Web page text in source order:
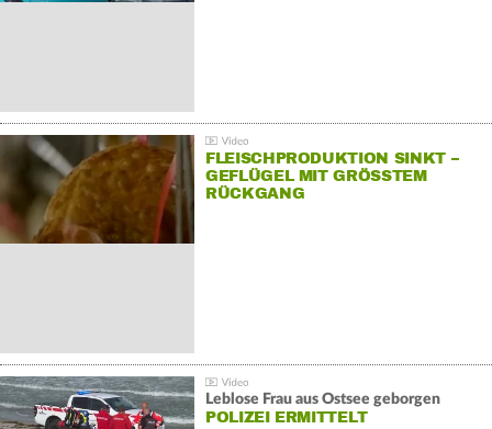
FLEISCHPRODUKTION SINKT –
GEFLÜGEL MIT GRÖSSTEM R
ÜCKGANG
Leblose Frau aus Ostsee geborgen
POLIZEI ERMITTELT